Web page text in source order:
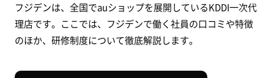
フジデンは、全国でauショップを展開しているKDDI一次代
理店です。ここでは、フジデンで働く社員の口コミや特徴
のほか、研修制度について徹底解説します。